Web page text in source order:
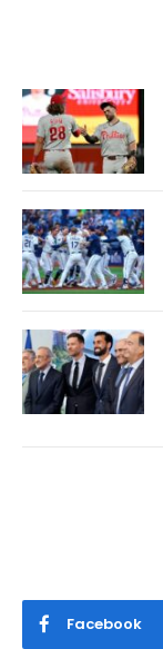
Facebook